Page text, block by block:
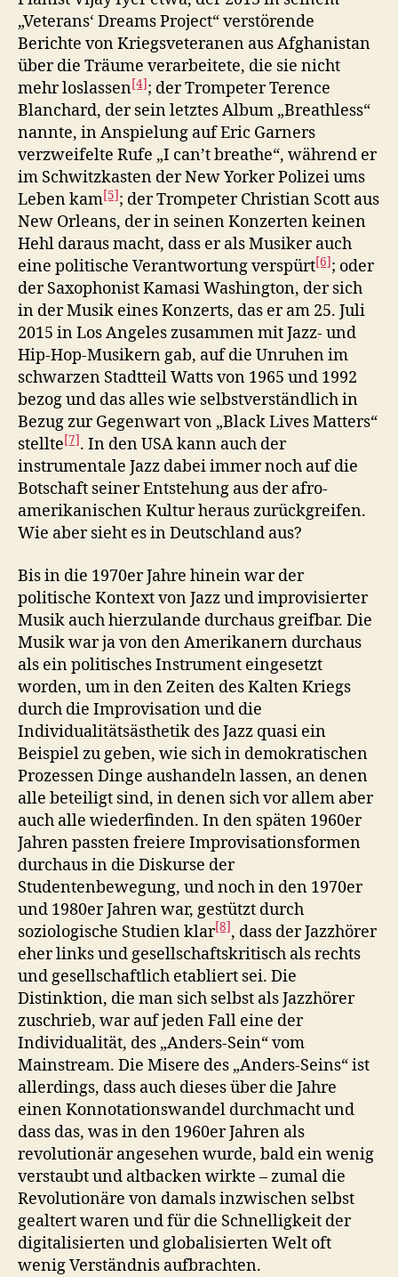
„Veterans‘ Dreams Project“ verstörende
Berichte von Kriegsveteranen aus Afghanistan
über die Träume verarbeitete, die sie nicht
mehr loslassen[4]; der Trompeter Terence
Blanchard, der sein letztes Album „Breathless“
nannte, in Anspielung auf Eric Garners
verzweifelte Rufe „I can’t breathe“, während er
im Schwitzkasten der New Yorker Polizei ums
Leben kam[5]; der Trompeter Christian Scott aus
New Orleans, der in seinen Konzerten keinen
Hehl daraus macht, dass er als Musiker auch
eine politische Verantwortung verspürt[6]; oder
der Saxophonist Kamasi Washington, der sich
in der Musik eines Konzerts, das er am 25. Juli
2015 in Los Angeles zusammen mit Jazz- und
Hip-Hop-Musikern gab, auf die Unruhen im
schwarzen Stadtteil Watts von 1965 und 1992
bezog und das alles wie selbstverständlich in
Bezug zur Gegenwart von „Black Lives Matters“
stellte[7]. In den USA kann auch der
instrumentale Jazz dabei immer noch auf die
Botschaft seiner Entstehung aus der afro-
amerikanischen Kultur heraus zurückgreifen.
Wie aber sieht es in Deutschland aus?
Bis in die 1970er Jahre hinein war der
politische Kontext von Jazz und improvisierter
Musik auch hierzulande durchaus greifbar. Die
Musik war ja von den Amerikanern durchaus
als ein politisches Instrument eingesetzt
worden, um in den Zeiten des Kalten Kriegs
durch die Improvisation und die
Individualitätsästhetik des Jazz quasi ein
Beispiel zu geben, wie sich in demokratischen
Prozessen Dinge aushandeln lassen, an denen
alle beteiligt sind, in denen sich vor allem aber
auch alle wiederfinden. In den späten 1960er
Jahren passten freiere Improvisationsformen
durchaus in die Diskurse der
Studentenbewegung, und noch in den 1970er
und 1980er Jahren war, gestützt durch
soziologische Studien klar[8], dass der Jazzhörer
eher links und gesellschaftskritisch als rechts
und gesellschaftlich etabliert sei. Die
Distinktion, die man sich selbst als Jazzhörer
zuschrieb, war auf jeden Fall eine der
Individualität, des „Anders-Sein“ vom
Mainstream. Die Misere des „Anders-Seins“ ist
allerdings, dass auch dieses über die Jahre
einen Konnotationswandel durchmacht und
dass das, was in den 1960er Jahren als
revolutionär angesehen wurde, bald ein wenig
verstaubt und altbacken wirkte – zumal die
Revolutionäre von damals inzwischen selbst
gealtert waren und für die Schnelligkeit der
digitalisierten und globalisierten Welt oft
wenig Verständnis aufbrachten.